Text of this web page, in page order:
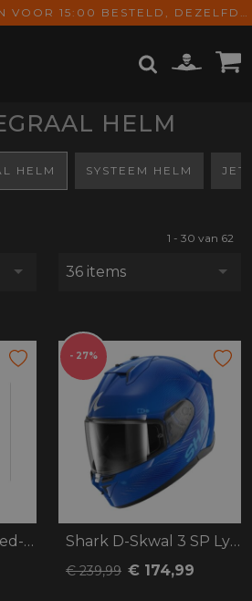
OP ONZE WERKDAGEN VOOR 15:00 BESTELD, DEZELFDE DAG VERZONDEN! GRATIS VERZENDING VANAF € 65,-
ZOEKEN
HELM
HELM SYSTEEM HELM
1 - 30 van 62
36 items
Shark Skwal i3 Speed-Fancy
- 27%
Shark D-Skwal 3 SP Lyne
€ 239,99 € 174,99